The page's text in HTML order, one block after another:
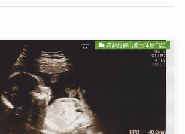
高齢妊娠出産の体験日記